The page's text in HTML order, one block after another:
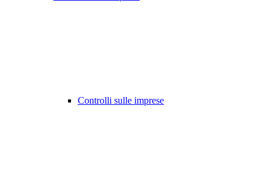
Controlli sulle imprese